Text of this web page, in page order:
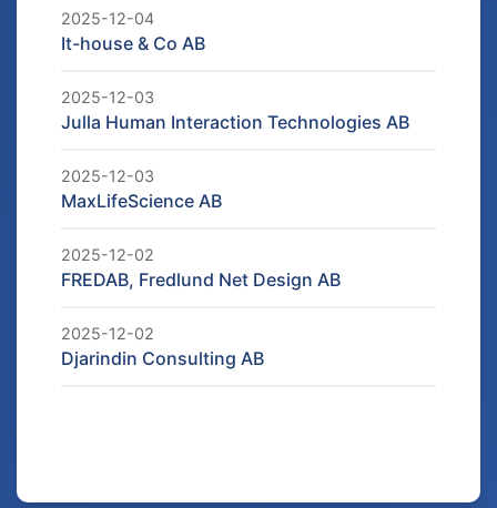
2025-12-04
It-house & Co AB
2025-12-03
Julla Human Interaction Technologies AB
2025-12-03
MaxLifeScience AB
2025-12-02
FREDAB, Fredlund Net Design AB
2025-12-02
Djarindin Consulting AB